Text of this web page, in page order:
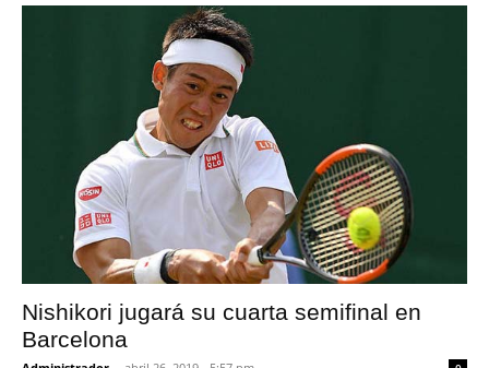
Nishikori jugará su cuarta semifinal en
Barcelona